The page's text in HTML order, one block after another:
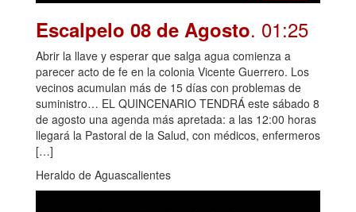
Escalpelo 08 de Agosto. 01:25
Abrir la llave y esperar que salga agua comienza a
parecer acto de fe en la colonia Vicente Guerrero. Los
vecinos acumulan más de 15 días con problemas de
suministro… EL QUINCENARIO TENDRÁ este sábado 8
de agosto una agenda más apretada: a las 12:00 horas
llegará la Pastoral de la Salud, con médicos, enfermeros
[…]
Heraldo de Aguascalientes